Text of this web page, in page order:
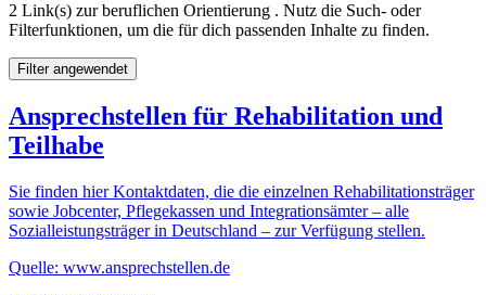
2 Link(s) zur beruflichen Orientierung . Nutz die Such- oder
Filterfunktionen, um die für dich passenden Inhalte zu finden.
Filter angewendet
Ansprechstellen für Rehabilitation und
Teilhabe
Sie finden hier Kontaktdaten, die die einzelnen Rehabilitationsträger
sowie Jobcenter, Pflegekassen und Integrationsämter – alle
Sozialleistungsträger in Deutschland – zur Verfügung stellen.
Quelle: www.ansprechstellen.de